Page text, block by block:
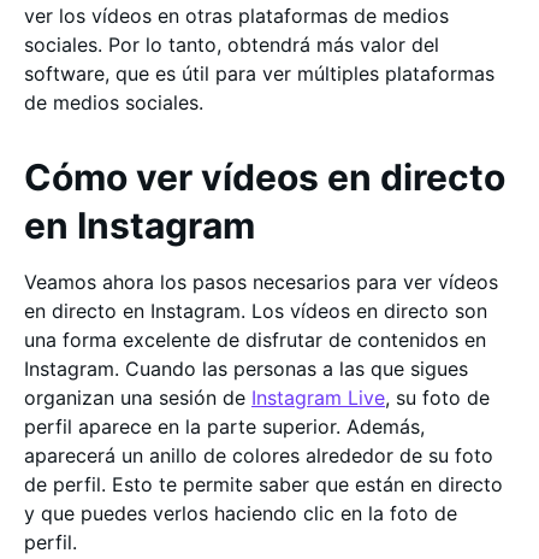
ver los vídeos en otras plataformas de medios
sociales. Por lo tanto, obtendrá más valor del
software, que es útil para ver múltiples plataformas
de medios sociales.
Cómo ver vídeos en directo
en Instagram
Veamos ahora los pasos necesarios para ver vídeos
en directo en Instagram. Los vídeos en directo son
una forma excelente de disfrutar de contenidos en
Instagram. Cuando las personas a las que sigues
organizan una sesión de Instagram Live, su foto de
perfil aparece en la parte superior. Además,
aparecerá un anillo de colores alrededor de su foto
de perfil. Esto te permite saber que están en directo
y que puedes verlos haciendo clic en la foto de
perfil.